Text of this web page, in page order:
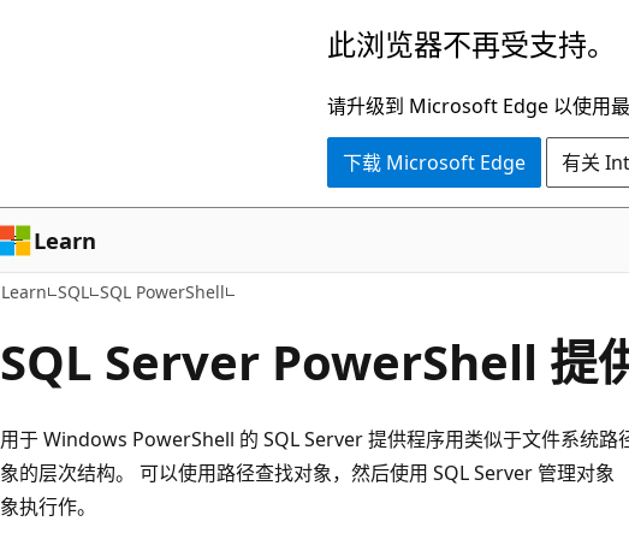
容
此浏览器不再受支持。
请升级到 Microsoft Edge 以使用
下载 Microsoft Edge 有关
Learn
Learn SQL SQL PowerShell
SQL Server PowerShell 提
用于 Windows PowerShell 的 SQL Server 提供程序用类似于文件系统路
象的层次结构。 可以使用路径查找对象，然后使用 SQL Server 管理对象
象执行作。